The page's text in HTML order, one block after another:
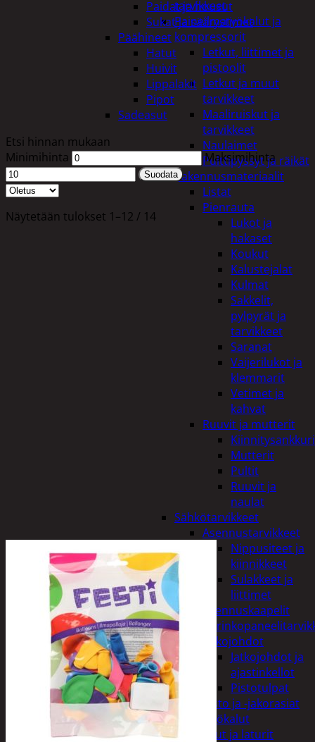
tarvikkeet
Paineilmatyökalut ja
kompressorit
Letkut, liittimet ja
pistoolit
Letkut ja muut
tarvikkeet
Maaliruiskut ja
tarvikkeet
Naulaimet
Pulttipyssyt ja räikät
Rakennusmateriaalit
Listat
Pienrauta
Lukot ja
hakaset
Koukut
Kalustejalat
Kulmat
Sakkelit,
pylpyrät ja
tarvikkeet
Saranat
Vaijerilukot ja
klemmarit
Vetimet ja
kahvat
Ruuvit ja mutterit
Mutterit
Pultit
Ruuvit ja
naulat
Sähkötarvikkeet
Asennustarvikkeet
Nippusiteet ja
kiinnikkeet
Sulakkeet ja
liittimet
Asennuskaapelit
Jatkojohdot
Jatkojohdot ja
ajastinkellot
Pistotulpat
Pisto ja -jakorasiat
Sähkötyökalut
Akut ja laturit
Paidat ja housut
Sukat ja säärystimet
Päähineet
Hatut
Huivit
Lippalakit
Pipot
Sadeasut
Etsi hinnan mukaan
Minimihinta
Maksimihinta
Suodata
Näytetään tulokset 1–12 / 14